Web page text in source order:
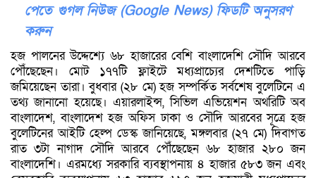
পেতে গুগল নিউজ (Google News) ফিডটি অনুসরণ
করুন
হজ পালনের উদ্দেশ্যে ৬৮ হাজারের বেশি বাংলাদেশি সৌদি আরবে
পৌঁছেছেন। মোট ১৭৭টি ফ্লাইটে মধ্যপ্রাচ্যের দেশটিতে পাড়ি
জমিয়েছেন তারা। বুধবার (২৮ মে) হজ সম্পর্কিত সর্বশেষ বুলেটিনে এ
তথ্য জানানো হয়েছে। এয়ারলাইন্স, সিভিল এভিয়েশন অথরিটি অব
বাংলাদেশ, বাংলাদেশ হজ অফিস ঢাকা ও সৌদি আরবের সূত্রে হজ
বুলেটিনের আইটি হেল্প ডেস্ক জানিয়েছে, মঙ্গলবার (২৭ মে) দিবাগত
রাত ৩টা নাগাদ সৌদি আরবে পৌঁছেছেন ৬৮ হাজার ২৮০ জন
বাংলাদেশি। এরমধ্যে সরকারি ব্যবস্থাপনায় ৪ হাজার ৫৮৩ জন এবং